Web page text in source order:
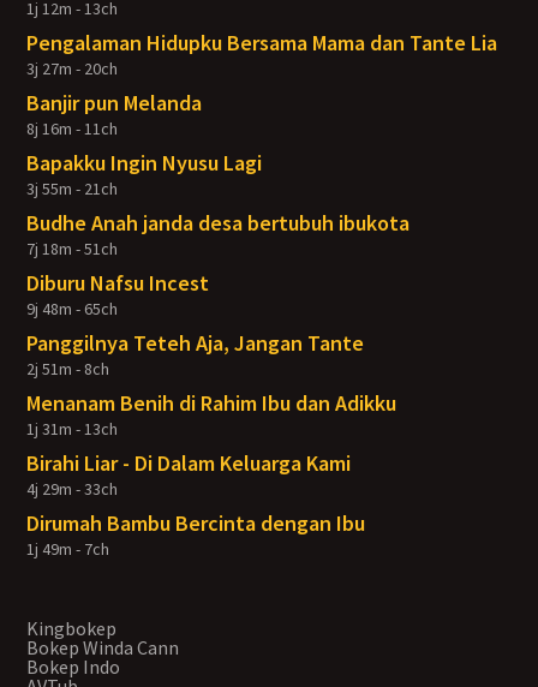
1j 12m - 13ch
Pengalaman Hidupku Bersama Mama dan Tante Lia
3j 27m - 20ch
Banjir pun Melanda
8j 16m - 11ch
Bapakku Ingin Nyusu Lagi
3j 55m - 21ch
Budhe Anah janda desa bertubuh ibukota
7j 18m - 51ch
Diburu Nafsu Incest
9j 48m - 65ch
Panggilnya Teteh Aja, Jangan Tante
2j 51m - 8ch
Menanam Benih di Rahim Ibu dan Adikku
1j 31m - 13ch
Birahi Liar - Di Dalam Keluarga Kami
4j 29m - 33ch
Dirumah Bambu Bercinta dengan Ibu
1j 49m - 7ch
Kingbokep
Bokep Winda Cann
Bokep Indo